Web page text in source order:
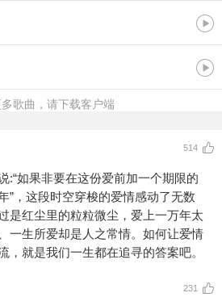
歌曲，请下载客户端
514
:“如果非要在这份爱前加一个期限的
”，这段时空穿梭的爱情感动了无数
是红尘里的粒粒微尘，爱上一万年太
一生所爱却是人之常情。如何让爱情
，就是我们一生都在追寻的答案吧。
231